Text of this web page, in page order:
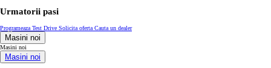
Urmatorii pasi
Programeaza Test Drive Solicita oferta Cauta un dealer
Masini noi
Masini noi
Masini noi